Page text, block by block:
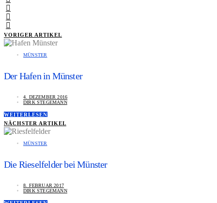
VORIGER ARTIKEL
MÜNSTER
Der Hafen in Münster
4. DEZEMBER 2016
DIRK STEGEMANN
WEITERLESEN
NÄCHSTER ARTIKEL
MÜNSTER
Die Rieselfelder bei Münster
8. FEBRUAR 2017
DIRK STEGEMANN